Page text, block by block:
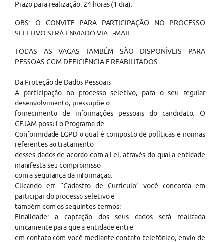
Prazo para realização: 24 horas (1 dia).
OBS: O CONVITE PARA PARTICIPAÇÃO NO PROCESSO
SELETIVO SERÁ ENVIADO VIA E-MAIL.
TODAS AS VAGAS TAMBÉM SÃO DISPONÍVEIS PARA
PESSOAS COM DEFICIÊNCIA E REABILITADOS
Da Proteção de Dados Pessoais
A participação no processo seletivo, para o seu regular
desenvolvimento, pressupõe o
fornecimento de informações pessoais do candidato. O
CEJAM possui o Programa de
Conformidade LGPD o qual é composto de políticas e normas
referentes ao tratamento
desses dados de acordo com a Lei, através do qual a entidade
manifesta seu compromisso
com a segurança da informação.
Clicando em “Cadastro de Currículo” você concorda em
participar do processo seletivo e
também com os seguintes termos:
Finalidade: a captação dos seus dados será realizada
unicamente para que a entidade entre
em contato com você mediante contato telefônico, envio de